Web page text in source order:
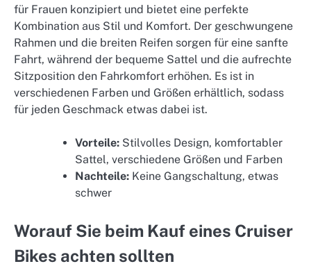
für Frauen konzipiert und bietet eine perfekte
Kombination aus Stil und Komfort. Der geschwungene
Rahmen und die breiten Reifen sorgen für eine sanfte
Fahrt, während der bequeme Sattel und die aufrechte
Sitzposition den Fahrkomfort erhöhen. Es ist in
verschiedenen Farben und Größen erhältlich, sodass
für jeden Geschmack etwas dabei ist.
Vorteile: Stilvolles Design, komfortabler
Sattel, verschiedene Größen und Farben
Nachteile: Keine Gangschaltung, etwas
schwer
Worauf Sie beim Kauf eines Cruiser
Bikes achten sollten